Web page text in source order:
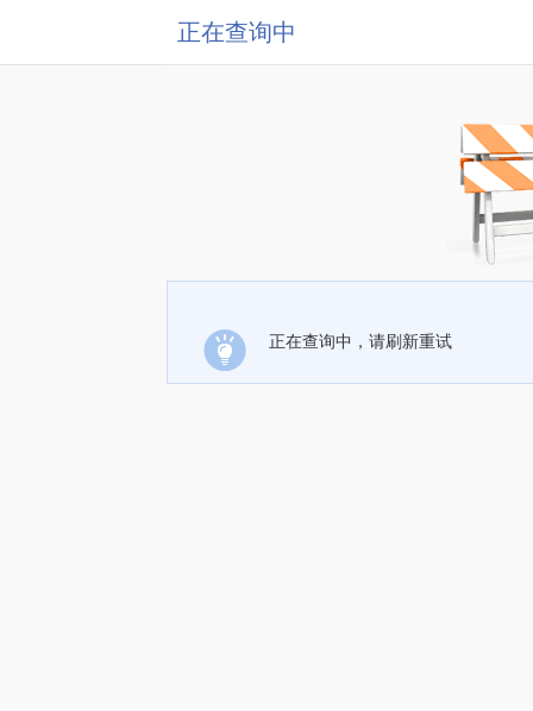
正在查询中
正在查询中，请刷新重试